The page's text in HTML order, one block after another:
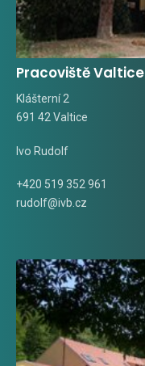
Pracoviště Valtice
Klášterní 2
691 42 Valtice
Ivo Rudolf
+420 519 352 961
rudolf@ivb.cz